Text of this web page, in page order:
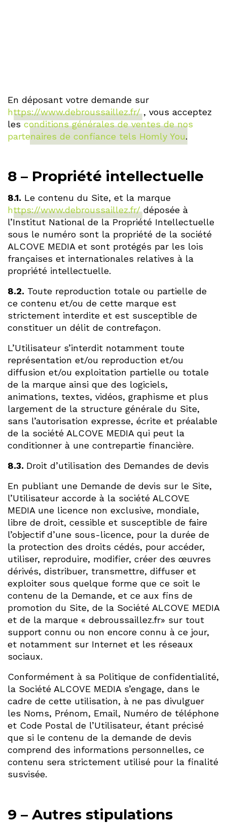
En déposant votre demande sur
https://www.debroussaillez.fr/, vous acceptez
lesconditions générales de ventes de nos
partenaires de confiance tels Homly You.
8 – Propriété intellectuelle
8.1. Le contenu du Site, et la marque
https://www.debroussaillez.fr/déposée à
l’Institut National de la Propriété Intellectuelle
sous le numéro sont la propriété de la société
ALCOVE MEDIA et sont protégés par les lois
françaises et internationales relatives à la
propriété intellectuelle.
8.2. Toute reproduction totale ou partielle de
ce contenu et/ou de cette marque est
strictement interdite et est susceptible de
constituer un délit de contrefaçon.
L’Utilisateur s’interdit notamment toute
représentation et/ou reproduction et/ou
diffusion et/ou exploitation partielle ou totale
de la marque ainsi que des logiciels,
animations, textes, vidéos, graphisme et plus
largement de la structure générale du Site,
sans l’autorisation expresse, écrite et préalable
de la société ALCOVE MEDIA qui peut la
conditionner à une contrepartie financière.
8.3. Droit d’utilisation des Demandes de devis
En publiant une Demande de devis sur le Site,
l’Utilisateur accorde à la société ALCOVE
MEDIA une licence non exclusive, mondiale,
libre de droit, cessible et susceptible de faire
l’objectif d’une sous-licence, pour la durée de
la protection des droits cédés, pour accéder,
utiliser, reproduire, modifier, créer des œuvres
dérivés, distribuer, transmettre, diffuser et
exploiter sous quelque forme que ce soit le
contenu de la Demande, et ce aux fins de
promotion du Site, de la Société ALCOVE MEDIA
et de la marque « debroussaillez.fr» sur tout
support connu ou non encore connu à ce jour,
et notamment sur Internet et les réseaux
sociaux.
Conformément à sa Politique de confidentialité,
la Société ALCOVE MEDIA s’engage, dans le
cadre de cette utilisation, à ne pas divulguer
les Noms, Prénom, Email, Numéro de téléphone
et Code Postal de l’Utilisateur, étant précisé
que si le contenu de la demande de devis
comprend des informations personnelles, ce
contenu sera strictement utilisé pour la finalité
susvisée.
9 – Autres stipulations